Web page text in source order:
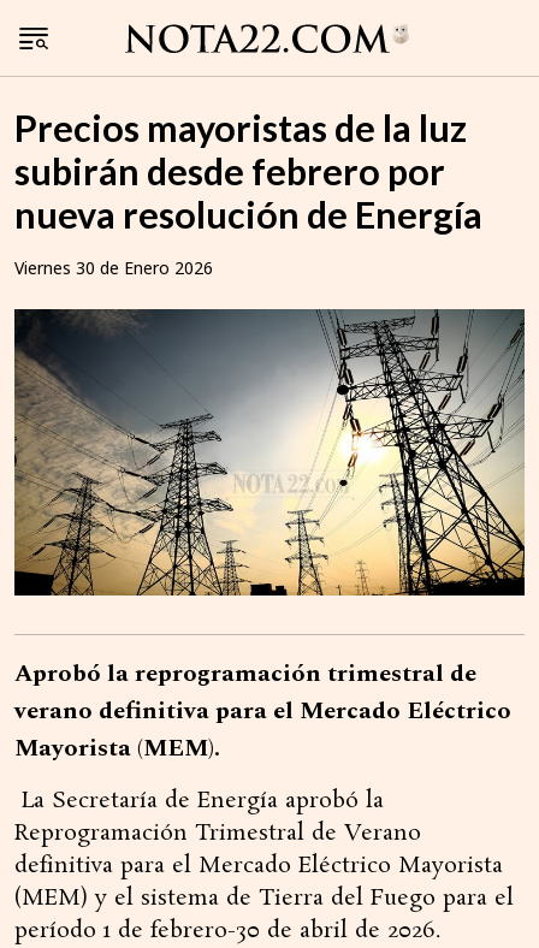
Precios mayoristas de la luz
subirán desde febrero por
nueva resolución de Energía
Viernes 30 de Enero 2026
Aprobó la reprogramación trimestral de
verano definitiva para el Mercado Eléctrico
Mayorista (MEM).
La Secretaría de Energía aprobó la
Reprogramación Trimestral de Verano
definitiva para el Mercado Eléctrico Mayorista
(MEM) y el sistema de Tierra del Fuego para el
período 1 de febrero-30 de abril de 2026.